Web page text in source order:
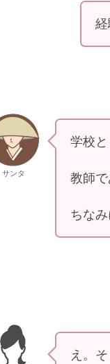
サンタ
学校
教師で
ちな
え。